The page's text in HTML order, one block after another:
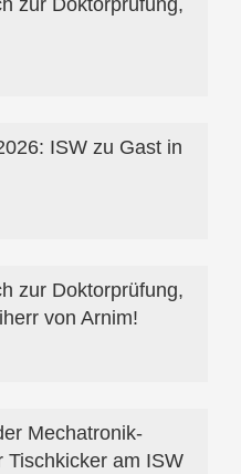
zur Doktorprüfung,
ISW zu Gast in
zur Doktorprüfung,
von Arnim!
Mechatronik-
Tischkicker am ISW